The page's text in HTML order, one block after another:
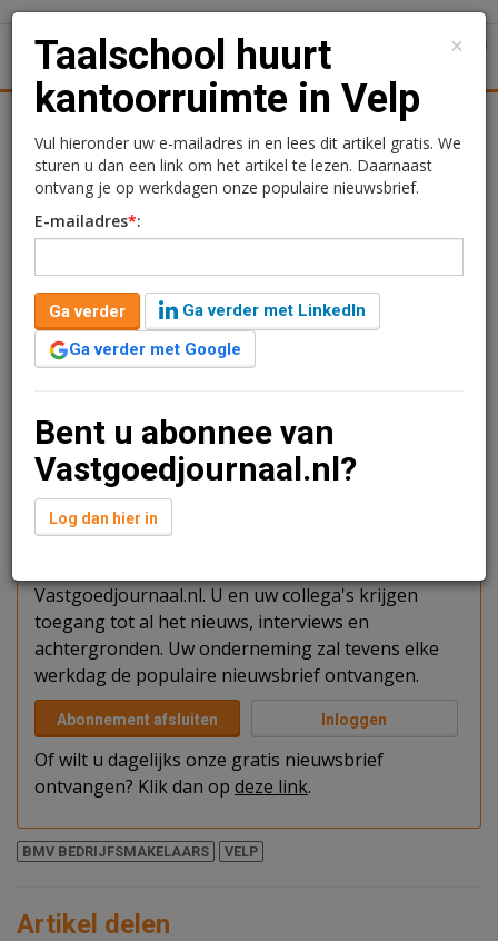
Taalschool huurt
kantoorruimte in Velp
Redactie
6 mei 2025 om 13:45
één jaar geleden aangepast
1 minuut leestijd
Taalgericht 2.0 heeft een huurovereenkomst gesloten
een taalschool met vier vestigingen in Nederland.
Verder lezen?
U kunt het artikel niet volledig lezen omdat u nog
Vastgoedjournaal.nl. U en uw collega's krijgen
toegang tot al het nieuws, interviews en
achtergronden. Uw onderneming zal tevens elke
werkdag de populaire nieuwsbrief ontvangen.
Abonnement afsluiten Inloggen
Of wilt u dagelijks onze gratis nieuwsbrief
ontvangen? Klik dan op deze link.
BMV BEDRIJFSMAKELAARS VELP
Artikel delen
×
Taalschool huurt
kantoorruimte in Velp
Vul hieronder uw e-mailadres in en lees dit artikel gratis. We
sturen u dan een link om het artikel te lezen. Daarnaast
ontvang je op werkdagen onze populaire nieuwsbrief.
E-mailadres*:
Ga verder
Ga verder met LinkedIn
Ga verder met Google
Bent u abonnee van
Vastgoedjournaal.nl?
Log dan hier in